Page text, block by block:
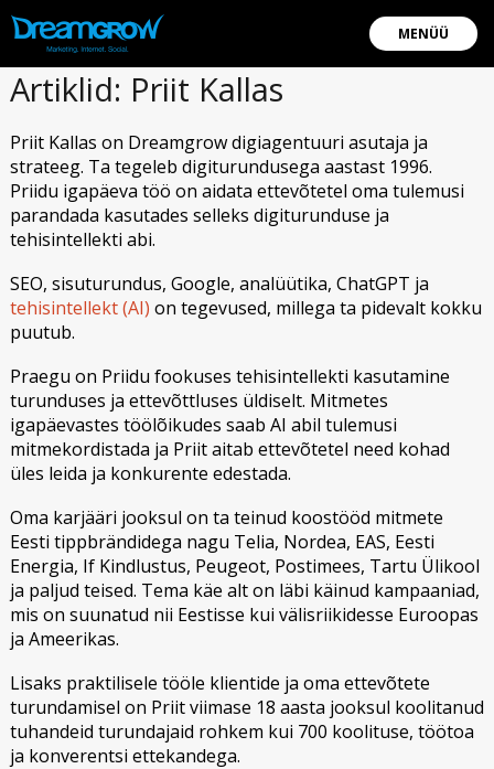
MENÜÜ
Artiklid: Priit Kallas
Priit Kallas on Dreamgrow digiagentuuri asutaja ja
strateeg. Ta tegeleb digiturundusega aastast 1996.
Priidu igapäeva töö on aidata ettevõtetel oma tulemusi
parandada kasutades selleks digiturunduse ja
tehisintellekti abi.
SEO, sisuturundus, Google, analüütika, ChatGPT ja
tehisintellekt (AI) on tegevused, millega ta pidevalt kokku
puutub.
Praegu on Priidu fookuses tehisintellekti kasutamine
turunduses ja ettevõttluses üldiselt. Mitmetes
igapäevastes töölõikudes saab AI abil tulemusi
mitmekordistada ja Priit aitab ettevõtetel need kohad
üles leida ja konkurente edestada.
Oma karjääri jooksul on ta teinud koostööd mitmete
Eesti tippbrändidega nagu Telia, Nordea, EAS, Eesti
Energia, If Kindlustus, Peugeot, Postimees, Tartu Ülikool
ja paljud teised. Tema käe alt on läbi käinud kampaaniad,
mis on suunatud nii Eestisse kui välisriikidesse Euroopas
ja Ameerikas.
Lisaks praktilisele tööle klientide ja oma ettevõtete
turundamisel on Priit viimase 18 aasta jooksul koolitanud
tuhandeid turundajaid rohkem kui 700 koolituse, töötoa
ja konverentsi ettekandega.